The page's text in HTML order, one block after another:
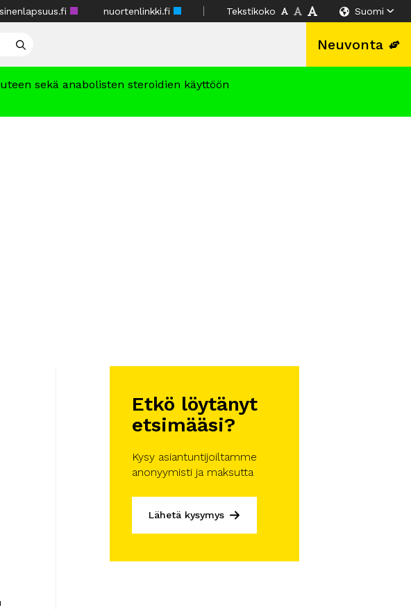
nuortenlinkki.fi Tekstikoko Suomi
Neuvonta
sekä anabolisten steroidien käyttöön
Etkö löytänyt
etsimääsi?
Kysy asiantuntijoiltamme
anonyymisti ja maksutta
Lähetä kysymys